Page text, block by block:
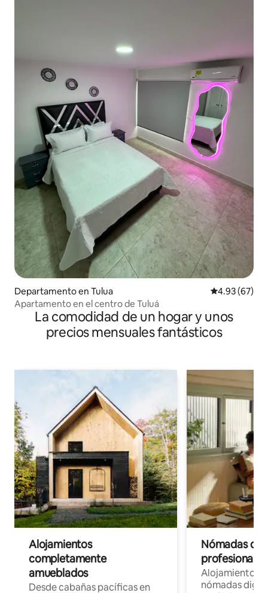
Departamento en Tulua Calificación
4.93 (67)
Apartamento en el centro de Tuluá
La comodidad de un hogar y unos
precios mensuales fantásticos
Alojamientos
completamente
amueblados
Desde cabañas pacíficas en
Nómadas
Alojamientos
nómadas